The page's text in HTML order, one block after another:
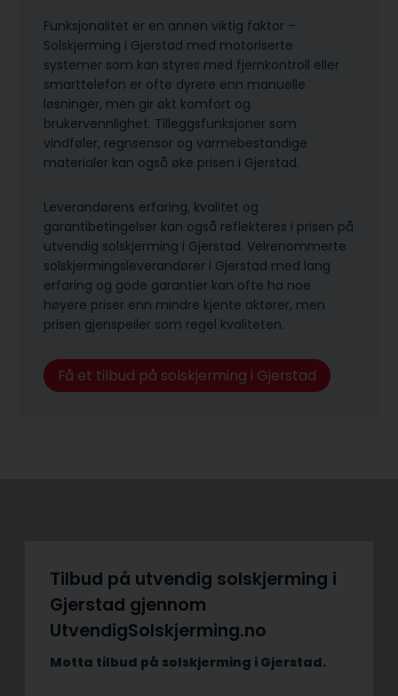
Funksjonalitet er en annen viktig faktor –
Solskjerming i Gjerstad med motoriserte
systemer som kan styres med fjernkontroll eller
smarttelefon er ofte dyrere enn manuelle
løsninger, men gir økt komfort og
brukervennlighet. Tilleggsfunksjoner som
vindføler, regnsensor og varmebestandige
materialer kan også øke prisen i Gjerstad.
Leverandørens erfaring, kvalitet og
garantibetingelser kan også reflekteres i prisen på
utvendig solskjerming i Gjerstad. Velrenommerte
solskjermingsleverandører i Gjerstad med lang
erfaring og gode garantier kan ofte ha noe
høyere priser enn mindre kjente aktører, men
prisen gjenspeiler som regel kvaliteten.
Få et tilbud på solskjerming i Gjerstad
Tilbud på utvendig solskjerming i
Gjerstad gjennom
UtvendigSolskjerming.no
Motta tilbud på solskjerming i Gjerstad.